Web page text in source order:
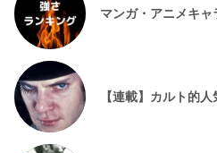
マンガ・アニメキ
【連載】カルト的